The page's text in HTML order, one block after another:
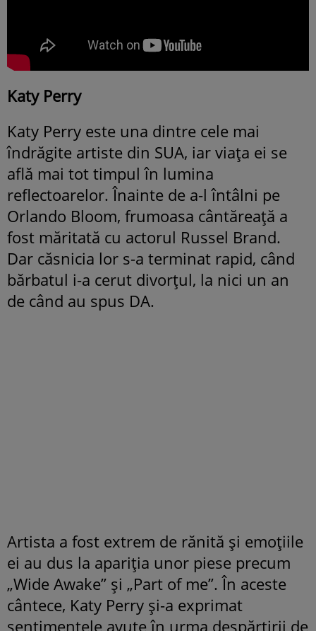
Katy Perry
Katy Perry este una dintre cele mai
îndrăgite artiste din SUA, iar viața ei se
află mai tot timpul în lumina
reflectoarelor. Înainte de a-l întâlni pe
Orlando Bloom, frumoasa cântăreață a
fost măritată cu actorul Russel Brand.
Dar căsnicia lor s-a terminat rapid, când
bărbatul i-a cerut divorțul, la nici un an
de când au spus DA.
Artista a fost extrem de rănită și emoțiile
ei au dus la apariția unor piese precum
„Wide Awake” și „Part of me”. În aceste
cântece, Katy Perry și-a exprimat
sentimentele avute în urma despărțirii de